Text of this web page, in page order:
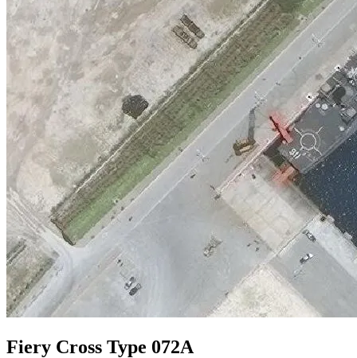
Fiery Cross Type 072A